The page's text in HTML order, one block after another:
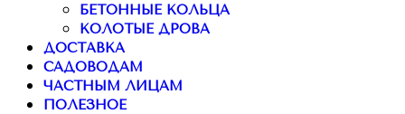
БЕТОННЫЕ КОЛЬЦА
КОЛОТЫЕ ДРОВА
ДОСТАВКА
САДОВОДАМ
ЧАСТНЫМ ЛИЦАМ
ПОЛЕЗНОЕ